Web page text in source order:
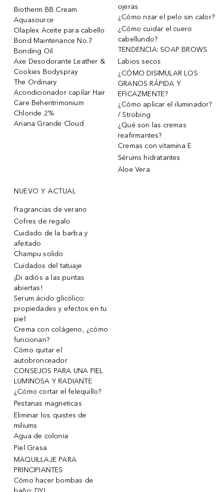
Biotherm BB Cream
Aquasource
Olaplex Aceite para cabello
Bond Maintenance No.7
Bonding Oil
Axe Desodorante Leather &
Cookies Bodyspray
The Ordinary
Acondicionador capilar Hair
Care Behentrimonium
Chloride 2%
Ariana Grande Cloud
ojeras
¿Cómo rizar el pelo sin calor?
¿Cómo cuidar el cuero
cabellundo?
TENDENCIA: SOAP BROWS
Labios secos
¿CÓMO DISIMULAR LOS
GRANOS RÁPIDA Y
EFICAZMENTE?
¿Cómo aplicar el iluminador?
/ Strobing
¿Qué son las cremas
reafirmantes?
Cremas con vitamina E
Sérums hidratantes
Aloe Vera
NUEVO Y ACTUAL
Fragrancias de verano
Cofres de regalo
Cuidado de la barba y
afeitado
Champu solido
Cuidados del tatuaje
¡Di adiós a las puntas
abiertas!
Serum ácido glicólico:
propiedades y efectos en tu
piel
Crema con colágeno, ¿cómo
funcionan?
Cómo quitar el
autobronceador
CONSEJOS PARA UNA PIEL
LUMINOSA Y RADIANTE
¿Cómo cortar el felequillo?
Pestanas magneticas
Eliminar los quistes de
miliums
Agua de colonia
Piel Grasa
MAQUILLAJE PARA
PRINCIPIANTES
Cómo hacer bombas de